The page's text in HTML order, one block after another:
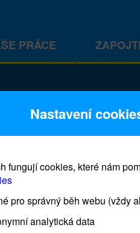
PRÁCE
Prodej blahopřání a
Nastavení
fungují cookies, které nám
pro správný běh webu (vždy
analytická data